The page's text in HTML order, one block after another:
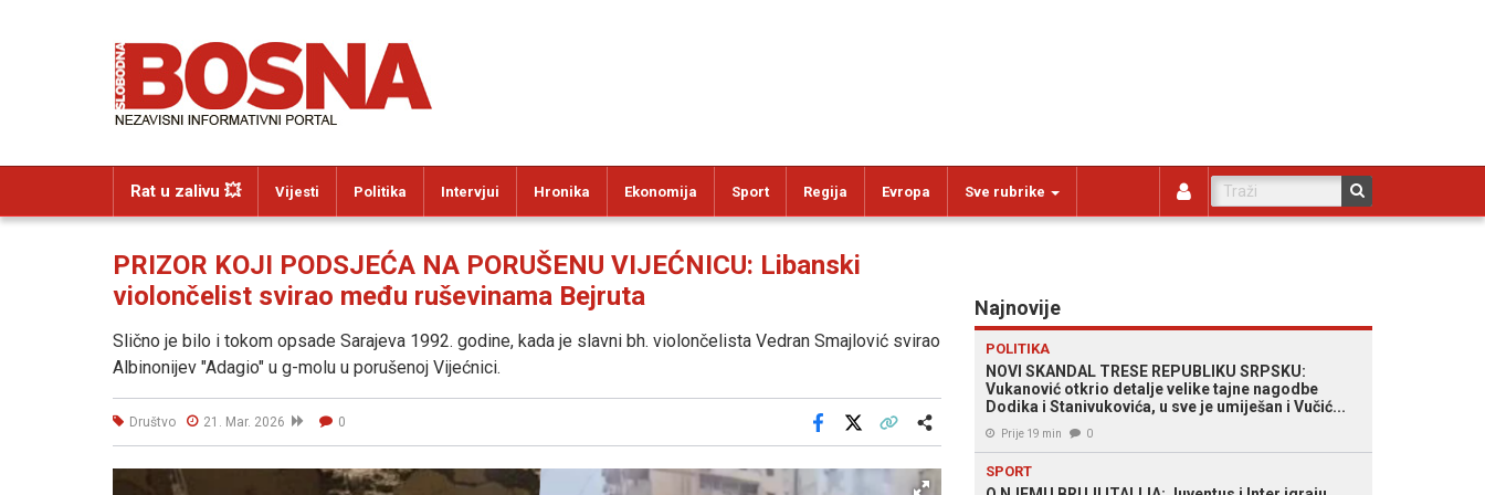
Rat u zalivu 💥 Vijesti Politika Intervjui Hronika Ekonomija Sport Regija Evropa Sve rubrike
PRIZOR KOJI PODSJEĆA NA PORUŠENU VIJEĆNICU: Libanski
violončelist svirao među ruševinama Bejruta
Slično je bilo i tokom opsade Sarajeva 1992. godine, kada je slavni bh. violončelista Vedran Smajlović svirao
Albinonijev "Adagio" u g-molu u porušenoj Vijećnici.
Društvo 21. Mar. 2026 0
Facebook
Najnovije
POLITIKA
NOVI SKANDAL TRESE REPUBLIKU SRPSKU:
Vukanović otkrio detalje velike tajne nagodbe
Dodika i Stanivukovića, u sve je umiješan i Vučić...
Prije 19 min 0
SPORT